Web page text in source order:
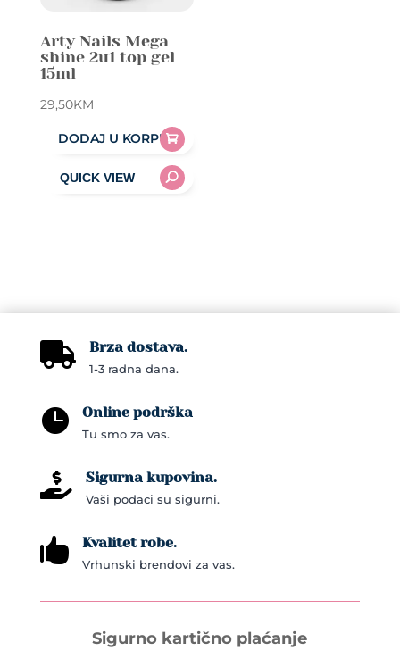
Arty Nails Mega
shine 2u1 top gel
15ml
29,50KM
DODAJ U KORPU
 Brza dostava.
1-3 radna dana.
 Online podrška
Tu smo za vas.
 Sigurna kupovina.
Vaši podaci su sigurni.
 Kvalitet robe.
Vrhunski brendovi za vas.
Sigurno kartično plaćanje